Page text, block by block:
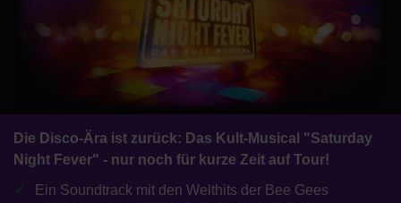
Die Disco-Ära ist zurück: Das Kult-Musical "Saturday
Night Fever" - nur noch für kurze Zeit auf Tour!
Ein Soundtrack mit den Welthits der Bee Gees